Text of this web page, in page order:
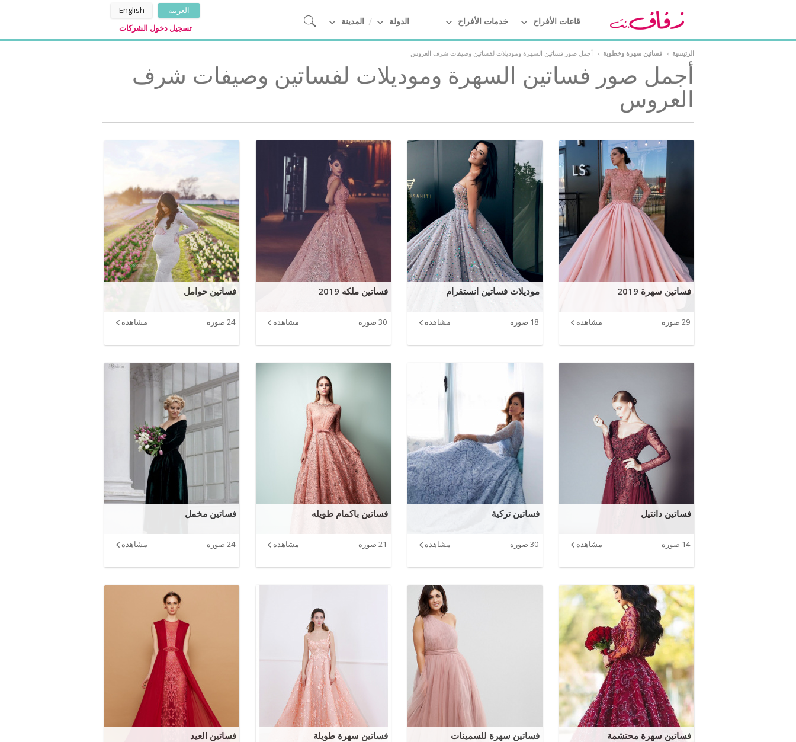
قاعات الأفراح خدمات الأفراح الدولة المدينة
العربية
English
تسجيل دخول الشركات
الرئيسية › فساتين سهرة وخطوبة › أجمل صور فساتين السهرة وموديلات لفساتين وصيفات شرف العروس
أجمل صور فساتين السهرة وموديلات لفساتين وصيفات شرف
العروس
فساتين سهرة 2019
29 صورة مشاهدة
موديلات فساتين انستقرام
18 صورة مشاهدة
فساتين ملكه 2019
30 صورة مشاهدة
فساتين حوامل
24 صورة مشاهدة
فساتين دانتيل
14 صورة مشاهدة
فساتين تركية
30 صورة مشاهدة
فساتين باكمام طويله
21 صورة مشاهدة
فساتين مخمل
24 صورة مشاهدة
فساتين سهرة محتشمة فساتين سهرة للسمينات فساتين سهرة طويلة فساتين العيد